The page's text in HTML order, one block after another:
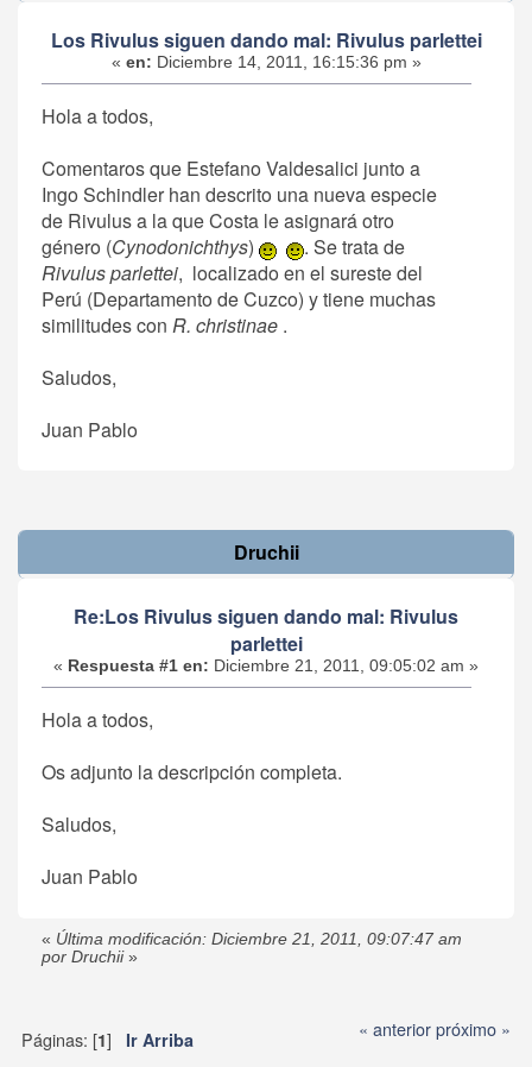
Los Rivulus siguen dando mal: Rivulus parlettei
« en: Diciembre 14, 2011, 16:15:36 pm »
Hola a todos,
Comentaros que Estefano Valdesalici junto a
Ingo Schindler han descrito una nueva especie
de Rivulus a la que Costa le asignará otro
género (Cynodonichthys)
. Se trata de
Rivulus parlettei, localizado en el sureste del
Perú (Departamento de Cuzco) y tiene muchas
similitudes con R. christinae .
Saludos,
Juan Pablo
Druchii
Re:Los Rivulus siguen dando mal: Rivulus
parlettei
« Respuesta #1 en: Diciembre 21, 2011, 09:05:02 am »
Hola a todos,
Os adjunto la descripción completa.
Saludos,
Juan Pablo
« Última modificación: Diciembre 21, 2011, 09:07:47 am
por Druchii»
Páginas: [1] Ir Arriba « anteriorpróximo »